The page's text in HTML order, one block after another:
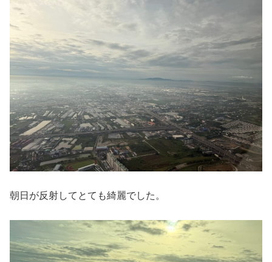
朝日が反射してとても綺麗でした。